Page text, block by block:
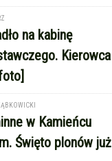
na kabinę
Kierowca
w Kamieńcu
Święto plonów już